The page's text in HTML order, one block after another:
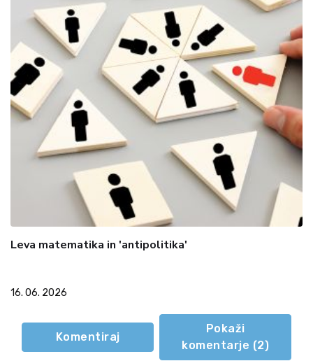
Leva matematika in 'antipolitika'
16. 06. 2026
Komentiraj
Pokaži
komentarje (2)